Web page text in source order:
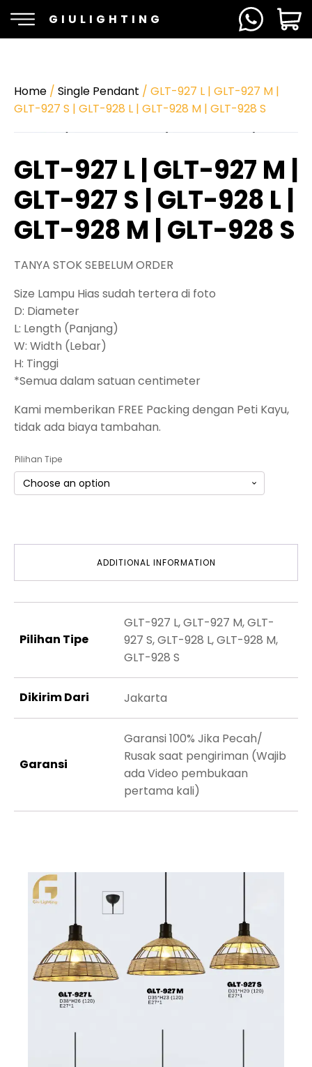
GIULIGHTING
Home / Single Pendant / GLT-927 L | GLT-927 M |
GLT-927 S | GLT-928 L | GLT-928 M | GLT-928 S
GLT-927 L | GLT-927 M |
GLT-927 S | GLT-928 L |
GLT-928 M | GLT-928 S
TANYA STOK SEBELUM ORDER
Size Lampu Hias sudah tertera di foto
D: Diameter
L: Length (Panjang)
W: Width (Lebar)
H: Tinggi
*Semua dalam satuan centimeter
Kami memberikan FREE Packing dengan Peti Kayu,
tidak ada biaya tambahan.
Pilihan Tipe
ADDITIONAL INFORMATION
Pilihan Tipe
GLT-927 L, GLT-927 M, GLT-
927 S, GLT-928 L, GLT-928 M,
GLT-928 S
Dikirim Dari Jakarta
Garansi
Garansi 100% Jika Pecah/
Rusak saat pengiriman (Wajib
ada Video pembukaan
pertama kali)